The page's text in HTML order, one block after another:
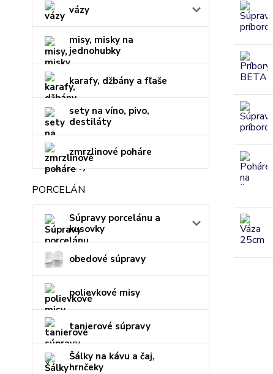
vázy
misy, misky na
jednohubky
karafy, džbány a fľaše
sety na víno, pivo,
destiláty
zmrzlinové poháre
PORCELÁN
Súpravy porcelánu a
kusovky
obedové súpravy
polievkové misy
tanierové súpravy
Šálky na kávu a čaj,
hrnčeky